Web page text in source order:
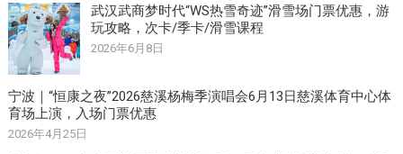
武汉武商梦时代“WS热雪奇迹”滑雪场门票优惠，游
玩攻略，次卡/季卡/滑雪课程
2026年6月8日
宁波｜“恒康之夜”2026慈溪杨梅季演唱会6月13日慈溪体育中心体
育场上演，入场门票优惠
2026年4月25日